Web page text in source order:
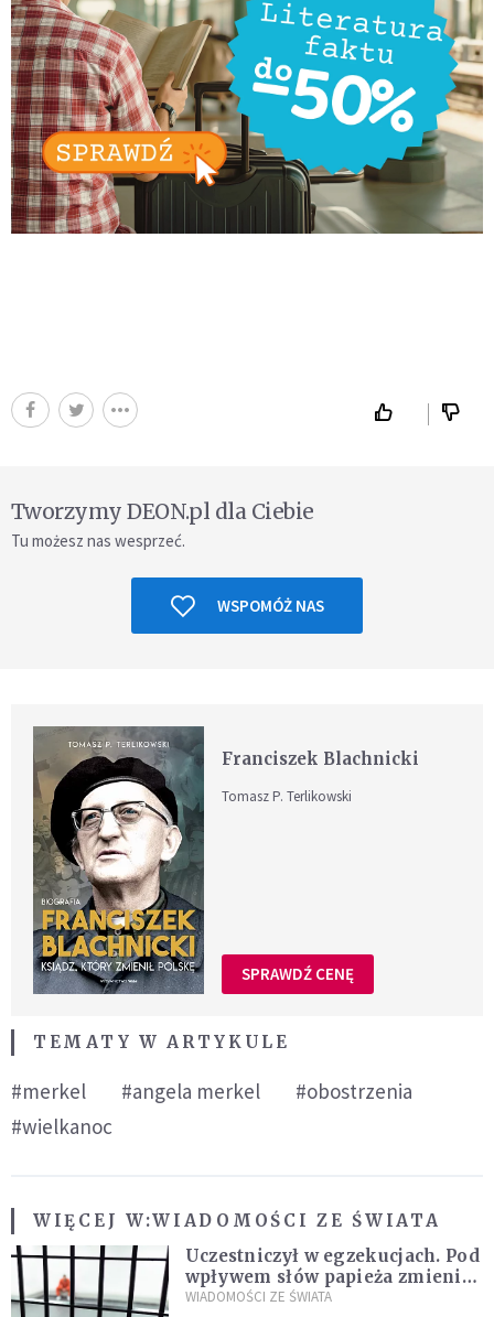
Tworzymy DEON.pl dla Ciebie
Tu możesz nas wesprzeć.
WSPOMÓŻ NAS
Franciszek Blachnicki
Tomasz P. Terlikowski
SPRAWDŹ CENĘ
TEMATY W ARTYKULE
#merkel #angela merkel
#obostrzenia
#wielkanoc
WIĘCEJ W:WIADOMOŚCI ZE ŚWIATA
Uczestniczył w egzekucjach. Pod
wpływem słów papieża zmienił
zdanie
WIADOMOŚCI ZE ŚWIATA